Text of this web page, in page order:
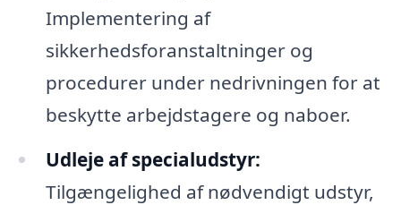
Implementering af
sikkerhedsforanstaltninger og
procedurer under nedrivningen for at
beskytte arbejdstagere og naboer.
Udleje af specialudstyr:
Tilgængelighed af nødvendigt udstyr,